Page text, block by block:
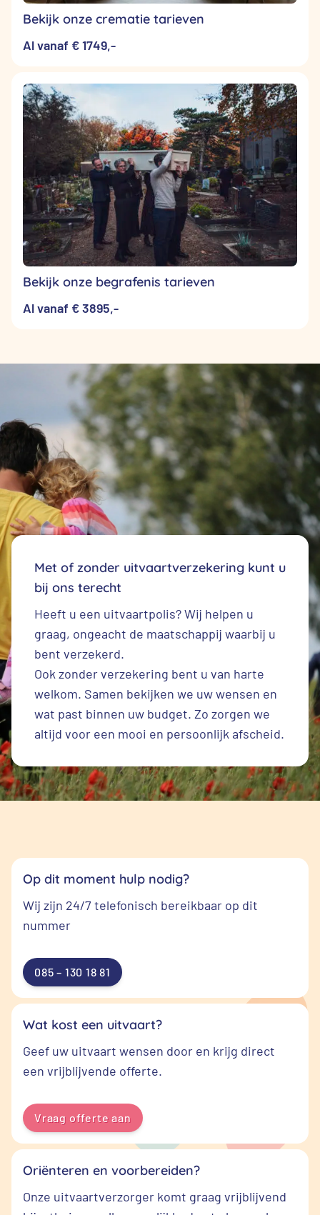
Bekijk onze crematie tarieven
Al vanaf € 1749,-
Bekijk onze begrafenis tarieven
Al vanaf € 3895,-
Met of zonder uitvaartverzekering kunt u
bij ons terecht
Heeft u een uitvaartpolis? Wij helpen u
graag, ongeacht de maatschappij waarbij u
bent verzekerd.
Ook zonder verzekering bent u van harte
welkom. Samen bekijken we uw wensen en
wat past binnen uw budget. Zo zorgen we
altijd voor een mooi en persoonlijk afscheid.
Op dit moment hulp nodig?
Wij zijn 24/7 telefonisch bereikbaar op dit
nummer
085 – 130 18 81
Wat kost een uitvaart?
Geef uw uitvaart wensen door en krijg direct
een vrijblijvende offerte.
Vraag offerte aan
Oriënteren en voorbereiden?
Onze uitvaartverzorger komt graag vrijblijvend